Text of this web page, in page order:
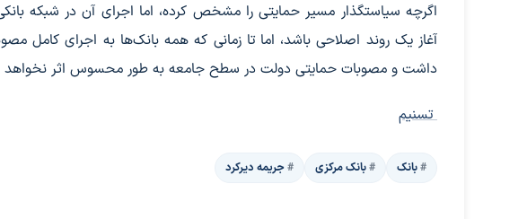
اگرچه سیاستگذار مسیر حمایتی را مشخص کرده، اما اجرای آن در شبکه
آغاز یک روند اصلاحی باشد، اما تا زمانی که همه بانک‌ها به اجرای کامل
داشت و مصوبات حمایتی دولت در سطح جامعه به طور محسوس اثر
تسنیم
بانک‌ بانک مرکزی جریمه دیرکرد